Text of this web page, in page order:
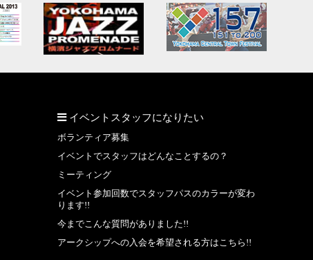
イベントスタッフになりたい
ボランティア募集
イベントでスタッフはどんなことするの？
ミーティング
イベント参加回数でスタッフパスのカラーが変わ
ります!!
今までこんな質問がありました!!
アークシップへの入会を希望される方はこちら!!